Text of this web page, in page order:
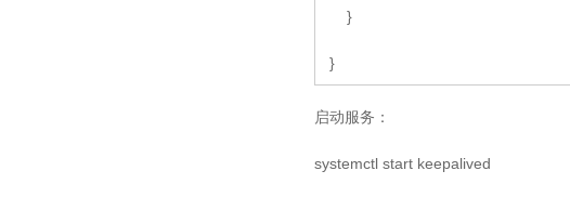
}
}
启动服务：
systemctl start keepalived